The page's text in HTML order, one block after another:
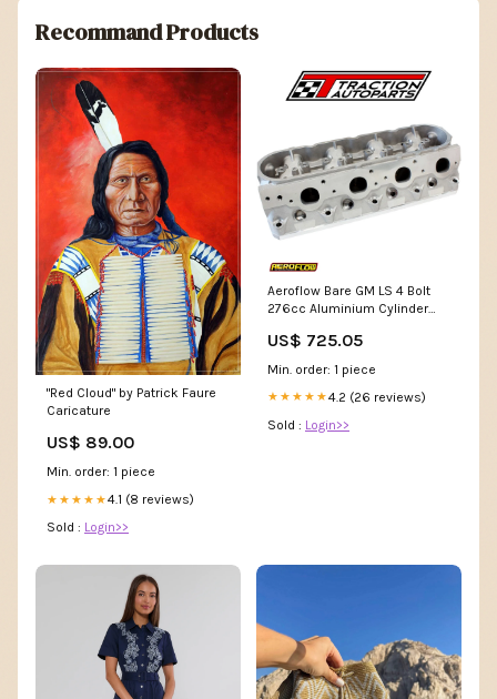
Recommand Products
"Red Cloud" by Patrick Faure
Caricature
US$ 89.00
Min. order: 1 piece
★★★★★4.1 (8 reviews)
Sold : Login>>
Aeroflow Bare GM LS 4 Bolt
276cc Aluminium Cylinder
RB30
US$ 725.05
Min. order: 1 piece
★★★★★4.2 (26 reviews)
Sold : Login>>